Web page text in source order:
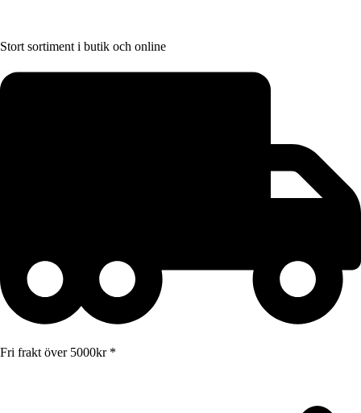
Stort sortiment i butik och online
Fri frakt över 5000kr *